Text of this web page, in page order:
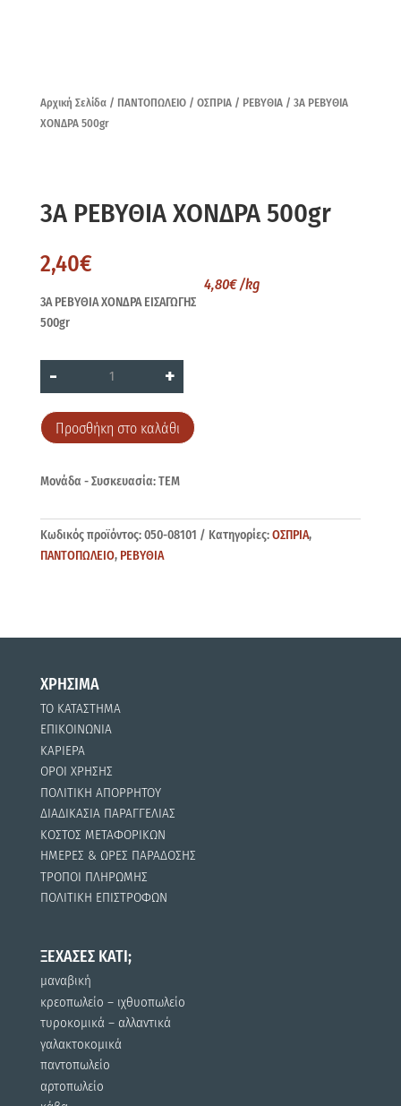
Αρχική Σελίδα/ ΠΑΝΤΟΠΩΛΕΙΟ/ ΟΣΠΡΙΑ/ ΡΕΒΥΘΙΑ/ 3Α ΡΕΒΥΘΙΑ
ΧΟΝΔΡΑ 500gr
3Α ΡΕΒΥΘΙΑ ΧΟΝΔΡΑ 500gr
2,40€
4,80€ /kg
3Α ΡΕΒΥΘΙΑ ΧΟΝΔΡΑ ΕΙΣΑΓΩΓΗΣ
500gr
-
3Α
ΡΕΒΥΘΙΑ
ΧΟΝΔΡΑ
ποσότητα
+
Προσθήκη στο καλάθι
Μονάδα - Συσκευασία: ΤΕΜ
Κωδικός προϊόντος:050-08101 Κατηγορίες:ΟΣΠΡΙΑ,
ΠΑΝΤΟΠΩΛΕΙΟ, ΡΕΒΥΘΙΑ
ΧΡΗΣΙΜΑ
ΤΟ ΚΑΤΑΣΤΗΜΑ
ΕΠΙΚΟΙΝΩΝΙΑ
ΚΑΡΙΕΡΑ
ΟΡΟΙ ΧΡΗΣΗΣ
ΠΟΛΙΤΙΚΗ ΑΠΟΡΡΗΤΟΥ
ΔΙΑΔΙΚΑΣΙΑ ΠΑΡΑΓΓΕΛΙΑΣ
ΚΟΣΤΟΣ ΜΕΤΑΦΟΡΙΚΩΝ
ΗΜΕΡΕΣ & ΩΡΕΣ ΠΑΡΑΔΟΣΗΣ
ΤΡΟΠΟΙ ΠΛΗΡΩΜΗΣ
ΠΟΛΙΤΙΚΗ ΕΠΙΣΤΡΟΦΩΝ
ΞΕΧΑΣΕΣ ΚΑΤΙ;
μαναβική
κρεοπωλείο – ιχθυοπωλείο
τυροκομικά – αλλαντικά
γαλακτοκομικά
παντοπωλείο
αρτοπωλείο